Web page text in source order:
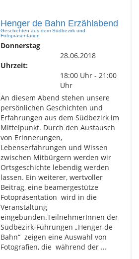
Henger de Bahn Erzählabend
Geschichten aus dem Südbezirk und
Fotopräsentation
Donnerstag
28.06.2018
Uhrzeit:
18:00 Uhr - 21:00
Uhr
An diesem Abend stehen unsere
persönlichen Geschichten und
Erfahrungen aus dem Südbezirk im
Mittelpunkt. Durch den Austausch
von Erinnerungen,
Lebenserfahrungen und Wissen
zwischen Mitbürgern werden wir
Ortsgeschichte lebendig werden
lassen. Ein weiterer, wertvoller
Beitrag, eine beamergestütze
Fotopräsentation wird in die
Veranstaltung
eingebunden.TeilnehmerInnen der
Südbezirk-Führungen „Henger de
Bahn“ zeigen eine Auswahl von
Fotografien, die während der …